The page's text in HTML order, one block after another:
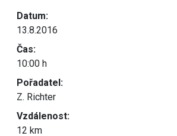
Datum:
13.8.2016
Čas:
10:00 h
Pořadatel:
Z. Richter
Vzdálenost:
12 km